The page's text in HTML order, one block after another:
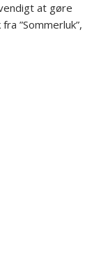
at gøre
”Sommerluk”,